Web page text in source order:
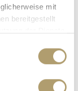
mit
bereitgestellt
im Campus
versorgt!